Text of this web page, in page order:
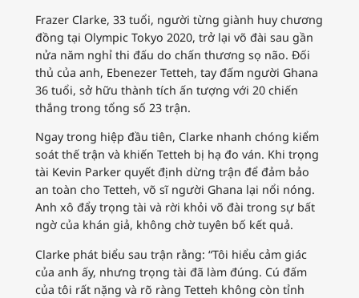
Frazer Clarke, 33 tuổi, người từng giành huy chương
đồng tại Olympic Tokyo 2020, trở lại võ đài sau gần
nửa năm nghỉ thi đấu do chấn thương sọ não. Đối
thủ của anh, Ebenezer Tetteh, tay đấm người Ghana
36 tuổi, sở hữu thành tích ấn tượng với 20 chiến
thắng trong tổng số 23 trận.
Ngay trong hiệp đầu tiên, Clarke nhanh chóng kiểm
soát thế trận và khiến Tetteh bị hạ đo ván. Khi trọng
tài Kevin Parker quyết định dừng trận để đảm bảo
an toàn cho Tetteh, võ sĩ người Ghana lại nổi nóng.
Anh xô đẩy trọng tài và rời khỏi võ đài trong sự bất
ngờ của khán giả, không chờ tuyên bố kết quả.
Clarke phát biểu sau trận rằng: “Tôi hiểu cảm giác
của anh ấy, nhưng trọng tài đã làm đúng. Cú đấm
của tôi rất nặng và rõ ràng Tetteh không còn tỉnh